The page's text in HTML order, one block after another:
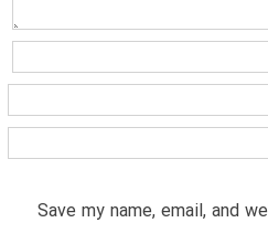
Save my name, email, and